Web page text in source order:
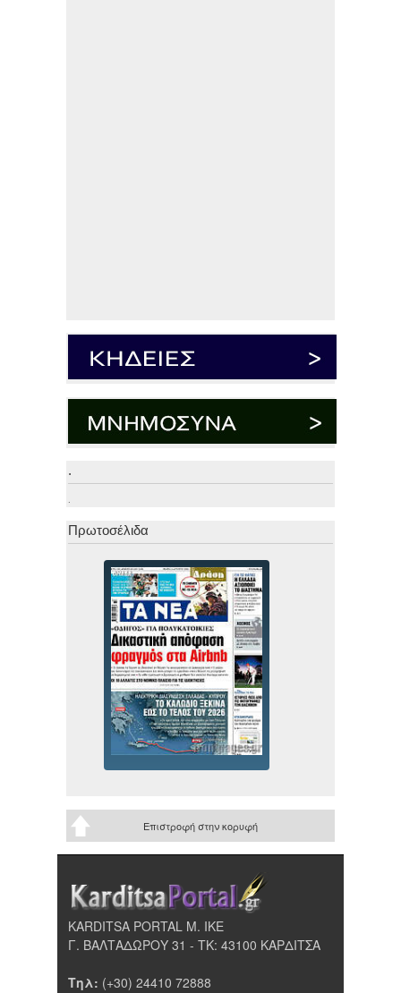
.
.
Πρωτοσέλιδα
Επιστροφή στην κορυφή
KARDITSA PORTAL Μ. ΙΚΕ
Γ. ΒΑΛΤΑΔΩΡΟΥ 31 - ΤΚ: 43100 ΚΑΡΔΙΤΣΑ
Τηλ: (+30) 24410 72888